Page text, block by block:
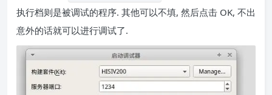
执行档则是被调试的程序. 其他可以不填, 然后点击 OK, 不出
意外的话就可以进行调试了.